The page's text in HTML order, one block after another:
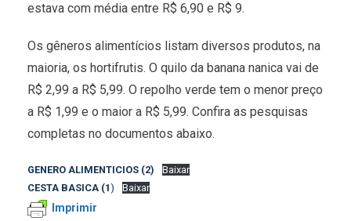
estava com média entre R$ 6,90 e R$ 9.
Os gêneros alimentícios listam diversos produtos, na
maioria, os hortifrutis. O quilo da banana nanica vai de
R$ 2,99 a R$ 5,99. O repolho verde tem o menor preço
a R$ 1,99 e o maior a R$ 5,99. Confira as pesquisas
completas no documentos abaixo.
GENERO ALIMENTICIOS (2)
Baixar
CESTA BASICA (1) Baixar
Imprimir